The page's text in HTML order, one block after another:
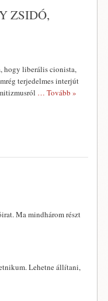
ZSIDÓ,
hogy liberális cionista,
terjedelmes interjút
… Tovább »
Ma mindhárom részt
Lehetne állítani,